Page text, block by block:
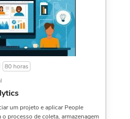
80 horas
um projeto e aplicar People
processo de coleta, armazenagem